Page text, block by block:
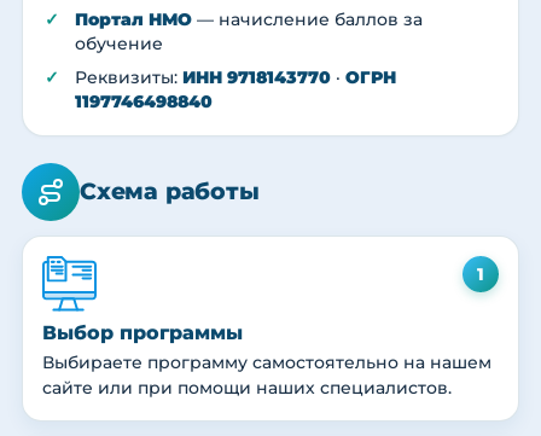
Портал НМО — начисление баллов за
обучение
Реквизиты: ИНН 9718143770 · ОГРН
1197746498840
Схема работы
1
Выбор программы
Выбираете программу самостоятельно на нашем
сайте или при помощи наших специалистов.